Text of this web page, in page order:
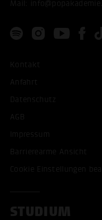
Mail:
Kontakt
Anfahrt
Datenschutz
AGB
Impressum
Barrierearme Ansicht
Cookie Einstellungen
STUDIUM